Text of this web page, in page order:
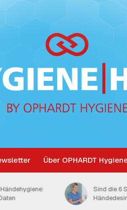
Über OPHARDT
der hygienischen
noch zeitgemäß?
die